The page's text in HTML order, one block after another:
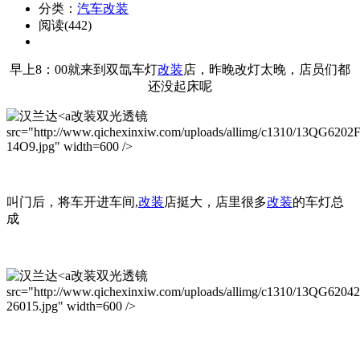
分类： 汽车改装
阅读(442)
早上8：00就来到双氙车灯改装店，昨晚改灯太晚，店员们都
还没起床呢
改装双光透镜
src="http://www.qichexinxiw.com/uploads/allimg/c1310/
14O9.jpg" width=600 />
叫门后，将车开进车间,改装店挺大，店里很多改装的车灯总
成
改装双光透镜
src="http://www.qichexinxiw.com/uploads/allimg/c1310/
26015.jpg" width=600 />